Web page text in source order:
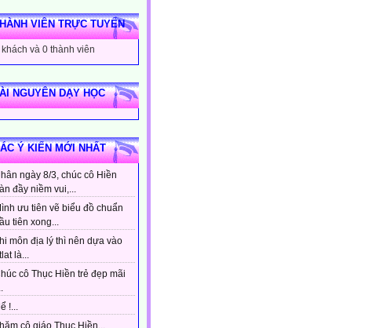
VIÊN TRỰC TUYẾN
khách và 0 thành viên
NGUYÊN DẠY HỌC
Ý KIẾN MỚI NHẤT
ngày 8/3, chúc cô Hiền
đầy niềm vui,...
ưu tiên vẽ biểu đồ chuẩn
tiên xong...
môn địa lý thì nên dựa vào
là...
cô Thục Hiền trẻ đẹp mãi
!...
cô giáo Thục Hiền...